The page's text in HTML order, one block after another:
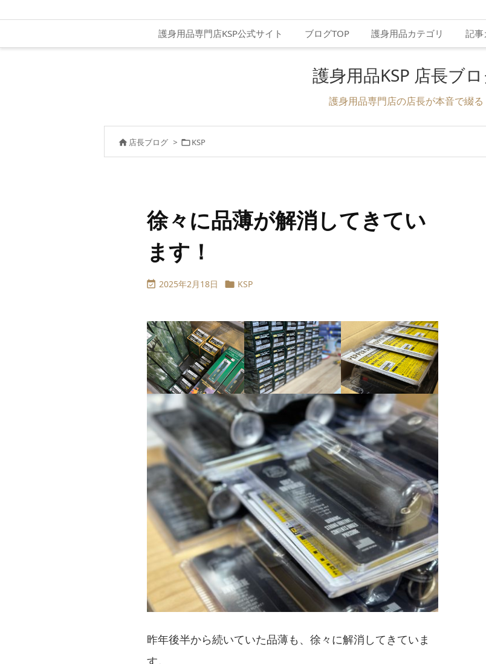
護身用品専門店KSP公式サイト ブログTOP 護身用品カテゴリ 記事
護身用品KSP 店長ブ
護身用品専門店の店長が本音で綴る
 店長ブログ > KSP
徐々に品薄が解消してきてい
ます！
 2025年2月18日  KSP
昨年後半から続いていた品薄も、徐々に解消してきていま